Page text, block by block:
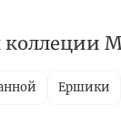
Ершики